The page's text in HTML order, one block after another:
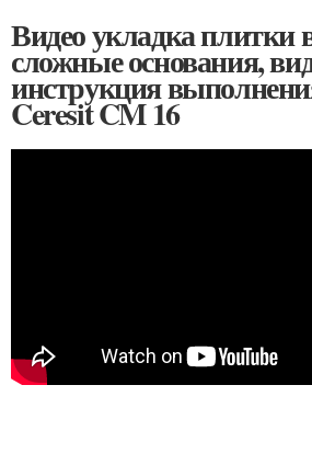
Видео укладка плитки
сложные основания,
инструкция
Ceresit CM 16